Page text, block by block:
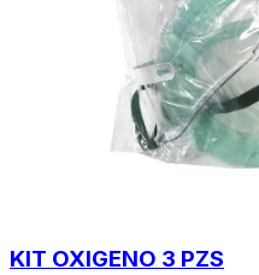
KIT OXIGENO 3 PZS